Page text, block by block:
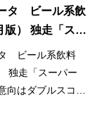
ている。
タ ビール系飲
版） 独走「スー
今後意向はダブ
ビール系飲料
独走「スーパー
向はダブルスコア